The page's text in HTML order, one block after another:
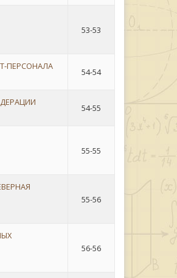
53-53
ПЕРСОНАЛА
54-54
54-55
55-55
55-56
56-56